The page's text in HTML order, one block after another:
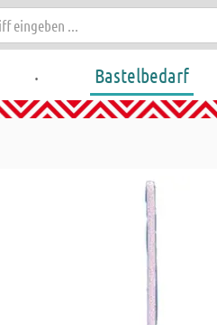
. Bastelbedarf